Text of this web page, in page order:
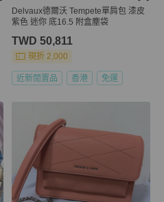
Delvaux德爾沃 Tempete單肩包 漆皮
紫色 迷你 底16.5 附盒塵袋
TWD 50,811
現折 2,000
近新閒置品 香港 免運